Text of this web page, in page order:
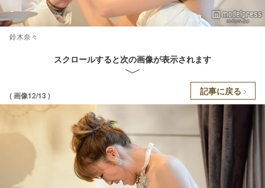
鈴木奈々
スクロールすると次の画像が表示されます
( 画像12/13 ) 記事に戻る